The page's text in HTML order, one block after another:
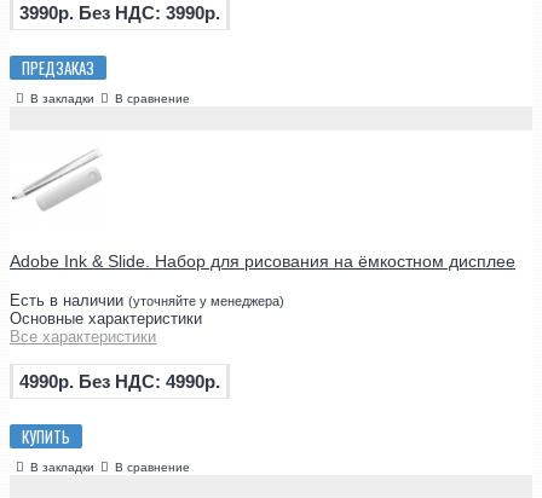
3990р. Без НДС: 3990р.
ПРЕДЗАКАЗ
В закладки В сравнение
Adobe Ink & Slide. Набор для рисования на ёмкостном дисплее
Есть в наличии (уточняйте у менеджера)
Основные характеристики
Все характеристики
4990р. Без НДС: 4990р.
КУПИТЬ
В закладки В сравнение